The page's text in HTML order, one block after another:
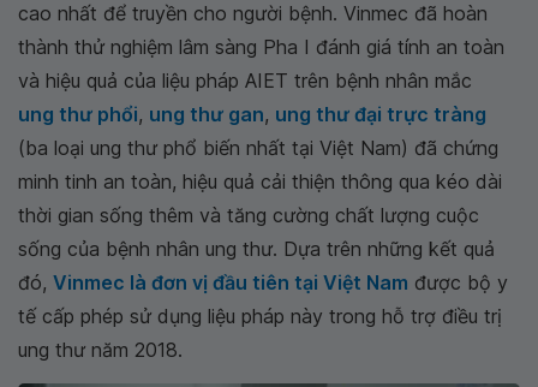
cao nhất để truyền cho người bệnh. Vinmec đã hoàn
thành thử nghiệm lâm sàng Pha I đánh giá tính an toàn
và hiệu quả của liệu pháp AIET trên bệnh nhân mắc
ung thư phổi, ung thư gan, ung thư đại trực tràng
(ba loại ung thư phổ biến nhất tại Việt Nam) đã chứng
minh tinh an toàn, hiệu quả cải thiện thông qua kéo dài
thời gian sống thêm và tăng cường chất lượng cuộc
sống của bệnh nhân ung thư. Dựa trên những kết quả
đó, Vinmec là đơn vị đầu tiên tại Việt Nam được bộ y
tế cấp phép sử dụng liệu pháp này trong hỗ trợ điều trị
ung thư năm 2018.